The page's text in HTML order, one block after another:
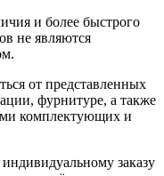
и более быстрого
не являются
от представленных
фурнитуре, а также
комплектующих и
заказу